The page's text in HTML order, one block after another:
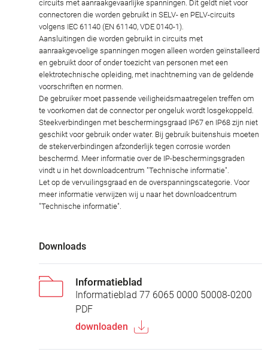
circuits met aanraakgevaarlijke spanningen. Dit geldt niet voor
connectoren die worden gebruikt in SELV- en PELV-circuits
volgens IEC 61140 (EN 61140, VDE 0140-1).
Aansluitingen die worden gebruikt in circuits met
aanraakgevoelige spanningen mogen alleen worden geïnstalleerd
en gebruikt door of onder toezicht van personen met een
elektrotechnische opleiding, met inachtneming van de geldende
voorschriften en normen.
De gebruiker moet passende veiligheidsmaatregelen treffen om
te voorkomen dat de connector per ongeluk wordt losgekoppeld.
Steekverbindingen met beschermingsgraad IP67 en IP68 zijn niet
geschikt voor gebruik onder water. Bij gebruik buitenshuis moeten
de stekerverbindingen afzonderlijk tegen corrosie worden
beschermd. Meer informatie over de IP-beschermingsgraden
vindt u in het downloadcentrum "Technische informatie".
Let op de vervuilingsgraad en de overspanningscategorie. Voor
meer informatie verwijzen wij u naar het downloadcentrum
"Technische informatie".
Downloads
Informatieblad
Informatieblad 77 6065 0000 50008-0200
PDF
downloaden